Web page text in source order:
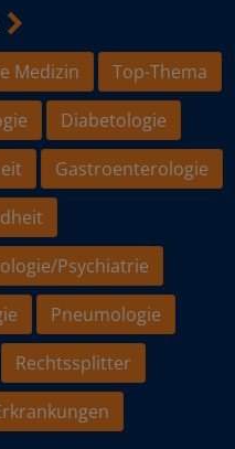
Medizin
Top-Thema
Diabetologie
Gastroenterologie
Psychiatrie
Pneumologie
Rechtssplitter